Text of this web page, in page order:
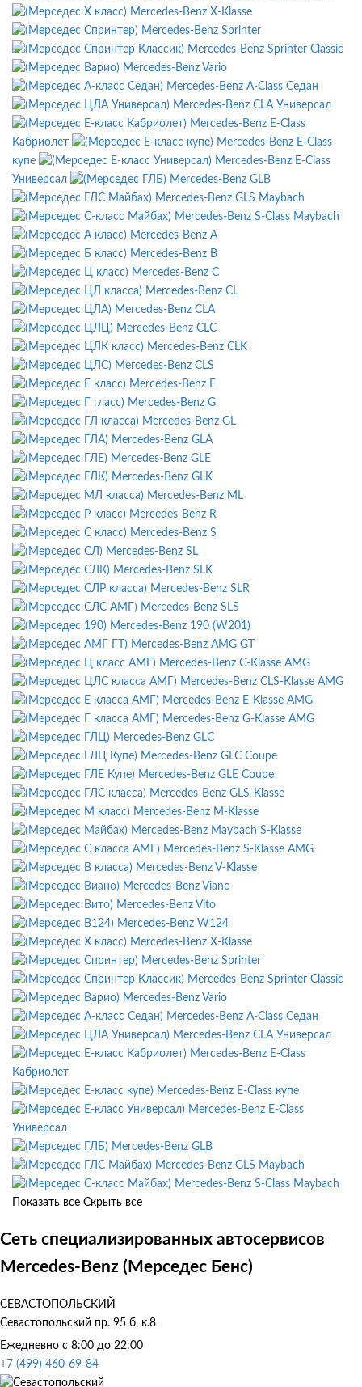
Mercedes-Benz X-Klasse
Mercedes-Benz Sprinter
Mercedes-Benz Sprinter Classic
Mercedes-Benz Vario
Mercedes-Benz A-Class Седан
Mercedes-Benz CLA Универсал
Mercedes-Benz E-Class
Кабриолет
Mercedes-Benz E-Class
купе
Mercedes-Benz E-Class
Универсал
Mercedes-Benz GLB
Mercedes-Benz GLS Maybach
Mercedes-Benz S-Class Maybach
Mercedes-Benz A
Mercedes-Benz B
Mercedes-Benz C
Mercedes-Benz CL
Mercedes-Benz CLA
Mercedes-Benz CLC
Mercedes-Benz CLK
Mercedes-Benz CLS
Mercedes-Benz E
Mercedes-Benz G
Mercedes-Benz GL
Mercedes-Benz GLA
Mercedes-Benz GLE
Mercedes-Benz GLK
Mercedes-Benz ML
Mercedes-Benz R
Mercedes-Benz S
Mercedes-Benz SL
Mercedes-Benz SLK
Mercedes-Benz SLR
Mercedes-Benz SLS
Mercedes-Benz 190 (W201)
Mercedes-Benz AMG GT
Mercedes-Benz C-Klasse AMG
Mercedes-Benz CLS-Klasse AMG
Mercedes-Benz E-Klasse AMG
Mercedes-Benz G-Klasse AMG
Mercedes-Benz GLC
Mercedes-Benz GLC Coupe
Mercedes-Benz GLE Coupe
Mercedes-Benz GLS-Klasse
Mercedes-Benz M-Klasse
Mercedes-Benz Maybach S-Klasse
Mercedes-Benz S-Klasse AMG
Mercedes-Benz V-Klasse
Mercedes-Benz Viano
Mercedes-Benz Vito
Mercedes-Benz W124
Mercedes-Benz X-Klasse
Mercedes-Benz Sprinter
Mercedes-Benz Sprinter Classic
Mercedes-Benz Vario
Mercedes-Benz A-Class Седан
Mercedes-Benz CLA Универсал
Mercedes-Benz E-Class
Кабриолет
Mercedes-Benz E-Class купе
Mercedes-Benz E-Class
Универсал
Mercedes-Benz GLB
Mercedes-Benz GLS Maybach
Mercedes-Benz S-Class Maybach
Показать все Скрыть все
Сеть специализированных автосервисов
Mercedes-Benz (Мерседес Бенс)
СЕВАСТОПОЛЬСКИЙ
Севастопольский пр. 95 б, к.8
Ежедневно с 8:00 до 22:00
+7 (499) 460-69-84